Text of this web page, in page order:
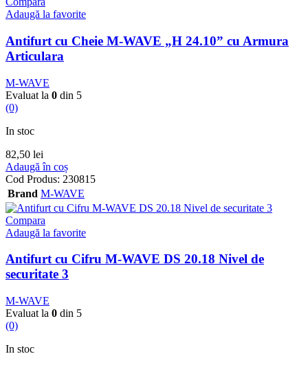
Adaugă la favorite
Antifurt cu Cheie M-WAVE „H 24.10” cu Armura
Articulara
M-WAVE
Evaluat la 0 din 5
(0)
In stoc
82,50 lei
Adaugă în coș
Cod Produs: 230815
Brand M-WAVE
Compara
Adaugă la favorite
Antifurt cu Cifru M-WAVE DS 20.18 Nivel de
securitate 3
M-WAVE
Evaluat la 0 din 5
(0)
In stoc